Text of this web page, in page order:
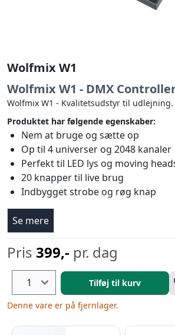
Wolfmix W1
Wolfmix W1 - DMX
Wolfmix W1 - Kvalitetsudstyr til udlejning.
Produktet har følgende egenskaber:
Nem at bruge og sætte op
Op til 4 universer og 2048 kanaler
Perfekt til LED lys og moving
20 knapper til live brug
Indbygget strobe og røg knap
Se mere
Pris 399,- pr. dag
Tilføj til kurv
Denne vare er på fjernlager.